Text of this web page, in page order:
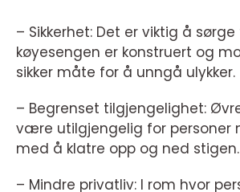
– Sikkerhet: Det er viktig å
køyesengen er konstruert og
sikker måte for å unngå ulykker.
– Begrenset tilgjengelighet:
være utilgjengelig for personer
med å klatre opp og ned stigen.
– Mindre privatliv: I rom hvor